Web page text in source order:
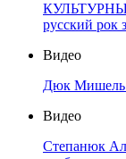
русский рок
Видео
Дюк Мишель
Видео
Степанюк